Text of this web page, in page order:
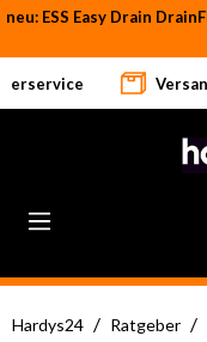
Zum Hauptinhalt
Hardys24 / Ratgeber /